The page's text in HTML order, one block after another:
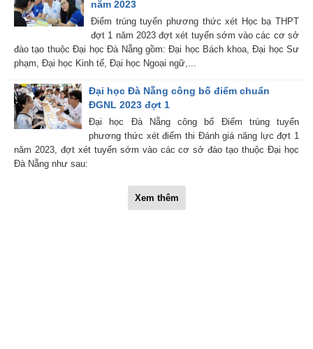
năm 2023
Điểm trúng tuyển phương thức xét Học bạ THPT
đợt 1 năm 2023 đợt xét tuyển sớm vào các cơ sở
đào tạo thuộc Đại học Đà Nẵng gồm: Đại học Bách khoa, Đại học Sư
phạm, Đại học Kinh tế, Đại học Ngoại ngữ,...
Đại học Đà Nẵng công bố điểm chuẩn
ĐGNL 2023 đợt 1
Đại học Đà Nẵng công bố Điểm trúng tuyển
phương thức xét điểm thi Đánh giá năng lực đợt 1
năm 2023, đợt xét tuyển sớm vào các cơ sở đào tạo thuộc Đại học
Đà Nẵng như sau:
Xem thêm